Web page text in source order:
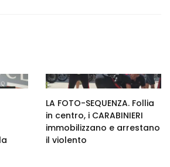
LA FOTO-SEQUENZA. Follia
in centro, i CARABINIERI
immobilizzano e arrestano
il violento